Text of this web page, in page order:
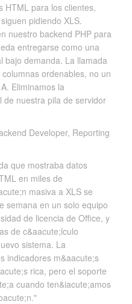
HTML para los clientes,
pidiendo XLS.
nuestro backend PHP para
entregarse como una
bajo demanda. La llamada
ordenables, no un
Eliminamos la
de nuestra pila de servidor
Developer, Reporting
que mostraba datos
en miles de
masiva a XLS se
semana en un solo equipo
de licencia de Office, y
de c&aacute;lculo
sistema. La
indicadores m&aacute;s
rica, pero el soporte
cuando ten&iacute;amos